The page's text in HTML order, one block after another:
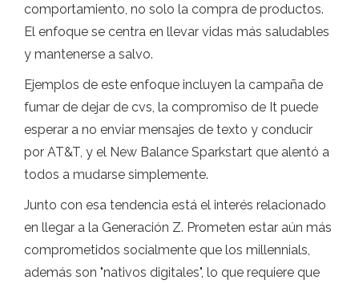
comportamiento, no solo la compra de productos.
El enfoque se centra en llevar vidas más saludables
y mantenerse a salvo.
Ejemplos de este enfoque incluyen la campaña de
fumar de dejar de cvs, la compromiso de It puede
esperar a no enviar mensajes de texto y conducir
por AT&T, y el New Balance Sparkstart que alentó a
todos a mudarse simplemente.
Junto con esa tendencia está el interés relacionado
en llegar a la Generación Z. Prometen estar aún más
comprometidos socialmente que los millennials,
además son "nativos digitales", lo que requiere que